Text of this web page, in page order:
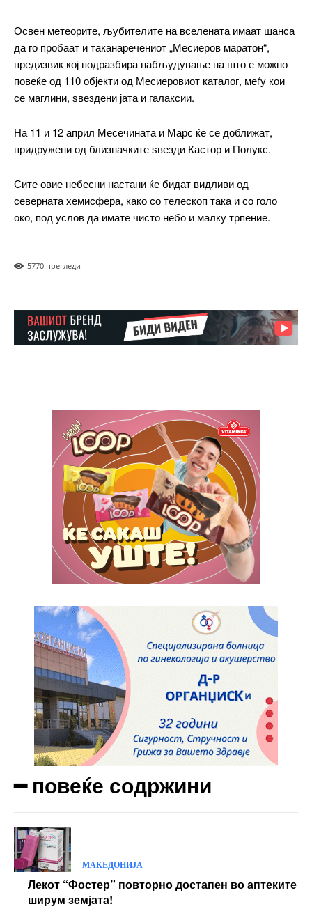
ИЗБЕРЕТЕ ПЛАН
Included for free:
Praesent euismod ac
Ut mollis pellentesque tortor
Donec quis est ac felis
Orci varius natoque dolor
Pro
$100 / year placeholder text
Full member access:
Etiam est nibh, lobortis sit
Praesent euismod ac
Ut mollis pellentesque tortor
Nullam eu erat condimentum
Donec quis est ac felis
Orci varius natoque dolor
Yearly pricing Monthly pricing
Освен метеорите, љубителите на вселената имаат шанса
да го пробаат и таканаречениот „Месиеров маратон“,
предизвик кој подразбира набљудување на што е можно
повеќе од 110 објекти од Месиеровиот каталог, меѓу кои
се маглини, ѕвездени јата и галаксии.
На 11 и 12 април Месечината и Марс ќе се доближат,
придружени од близначките ѕвезди Кастор и Полукс.
Сите овие небесни настани ќе бидат видливи од
северната хемисфера, како со телескоп така и со голо
око, под услов да имате чисто небо и малку трпение.
5770 прегледи
━ повеќе содржини
МАКЕДОНИЈА
Лекот “Фостер” повторно достапен во аптеките
ширум земјата!